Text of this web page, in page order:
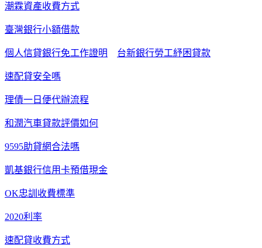
潮霖資產收費方式
臺灣銀行小額借款
個人信貸銀行免工作證明 台新銀行勞工紓困貸款
速配貸安全嗎
理債一日便代辦流程
和潤汽車貸款評價如何
9595助貸網合法嗎
凱基銀行信用卡預借現金
OK忠訓收費標準
2020利率
速配貸收費方式